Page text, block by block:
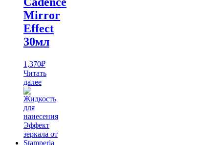
Mirror
Effect
30мл
1,370₽
Читать
далее